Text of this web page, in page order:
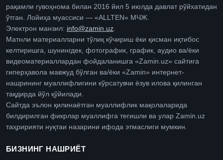
рақамли гувоҳнома билан 2016 йил 5 июлда давлат рўйхатидан
ўтган. Лойиҳа муассиси — «ALLTEN» МЧЖ.
Электрон манзил: info@zamin.uz.
Матнли материалларни тўлиқ кўчириш ёки қисман иқтибос
келтиришга, шунингдек, фотографик, график, аудио ва/ёки
видеоматериаллардан фойдаланишга «Zamin.uz» сайтига
гиперҳавола мавжуд бўлган ва/ёки «Zamin» интернет-
нашрининг муаллифлигини кўрсатувчи ёзув илова қилинган
тақдирда йўл қўйилади.
Сайтда эълон қилинаётган муаллифлик мақолаларида
билдирилган фикрлар муаллифга тегишли ва улар Zamin.uz
таҳририяти нуқтаи назарини ифода этмаслиги мумкин.
БИЗНИНГ НАШРИЁТ